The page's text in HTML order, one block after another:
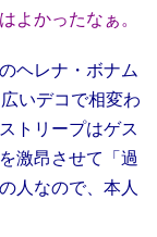
よかったなぁ。
ヘレナ・ボナム
いデコで相変わ
トリープはゲス
激昂させて「過
人なので、本人